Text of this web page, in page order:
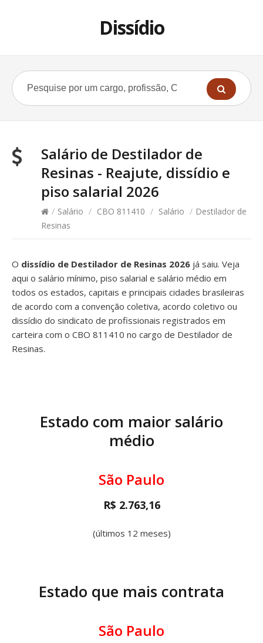
Dissídio
Salário de Destilador de
Resinas - Reajute, dissídio e
piso salarial 2026
/ Salário / CBO 811410 / Salário / Destilador de
Resinas
O dissídio de Destilador de Resinas 2026 já saiu. Veja
aqui o salário mínimo, piso salarial e salário médio em
todos os estados, capitais e principais cidades brasileiras
de acordo com a convenção coletiva, acordo coletivo ou
dissídio do sindicato de profissionais registrados em
carteira com o CBO 811410 no cargo de Destilador de
Resinas.
Estado com maior salário
médio
São Paulo
R$ 2.763,16
(últimos 12 meses)
Estado que mais contrata
São Paulo